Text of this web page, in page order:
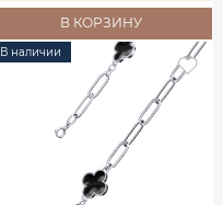
В КОРЗИНУ
В наличии